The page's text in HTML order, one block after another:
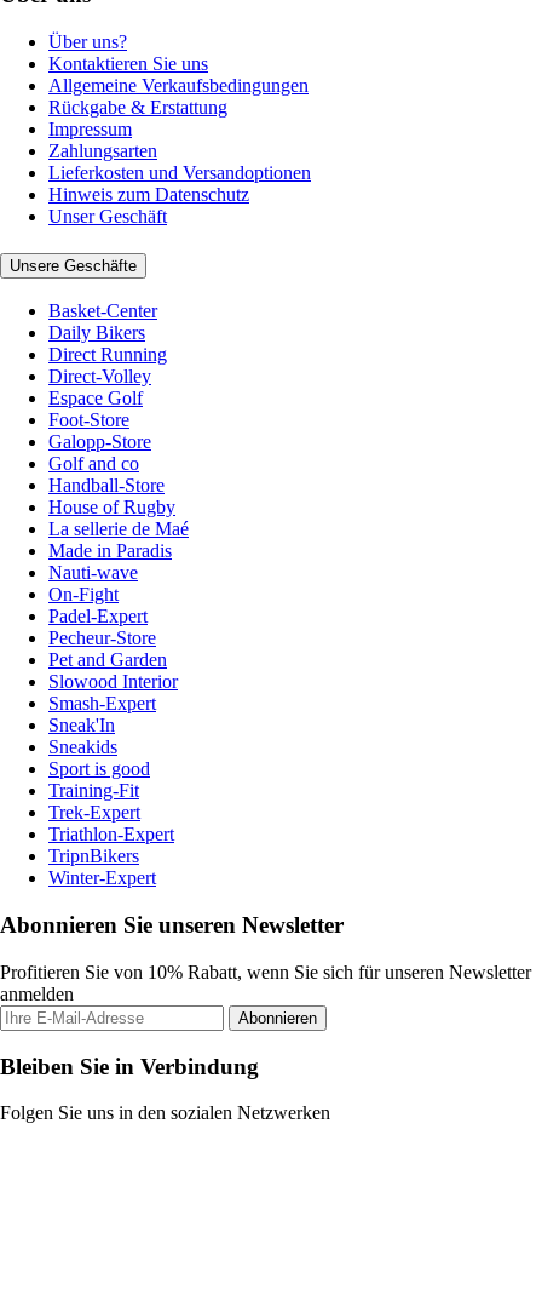
Über uns?
Kontaktieren Sie uns
Allgemeine Verkaufsbedingungen
Rückgabe & Erstattung
Impressum
Zahlungsarten
Lieferkosten und Versandoptionen
Hinweis zum Datenschutz
Unser Geschäft
Unsere Geschäfte
Basket-Center
Daily Bikers
Direct Running
Direct-Volley
Espace Golf
Foot-Store
Galopp-Store
Golf and co
Handball-Store
House of Rugby
La sellerie de Maé
Made in Paradis
Nauti-wave
On-Fight
Padel-Expert
Pecheur-Store
Pet and Garden
Slowood Interior
Smash-Expert
Sneak'In
Sneakids
Sport is good
Training-Fit
Trek-Expert
Triathlon-Expert
TripnBikers
Winter-Expert
Abonnieren Sie unseren Newsletter
Profitieren Sie von 10% Rabatt, wenn Sie sich für unseren Newsletter
anmelden
Abonnieren
Bleiben Sie in Verbindung
Folgen Sie uns in den sozialen Netzwerken